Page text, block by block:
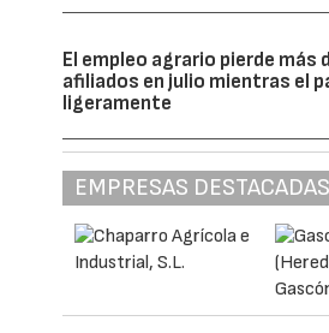
El empleo agrario pierde más
afiliados en julio mientras el
ligeramente
EMPRESAS DESTACADAS